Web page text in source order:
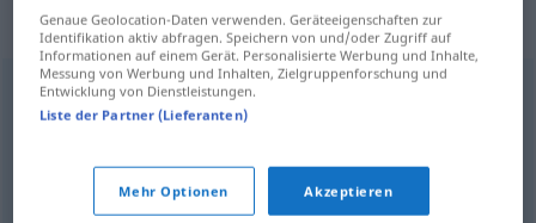
Synonyme für "Kleinkram"
Krimskrams
Pillepalle (ugs.),Nebensächlichkeit,Kleckerkram (ugs.)
Unwichtigkeit,Nebensache Bagatelle,Pipifax (ugs.)
Genaue Geolocation-Daten verwenden. Geräteeigenschaften zur
Identifikation aktiv abfragen. Speichern von und/oder Zugriff auf
Informationen auf einem Gerät. Personalisierte Werbung und Inhalte,
Messung von Werbung und Inhalten, Zielgruppenforschung und
Entwicklung von Dienstleistungen.
Liste der Partner (Lieferanten)
Mehr Optionen Akzeptieren